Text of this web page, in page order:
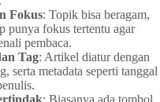
Fokus: Topik bisa beragam,
punya fokus tertentu agar
pembaca.
Tag: Artikel diatur dengan
serta metadata seperti tanggal